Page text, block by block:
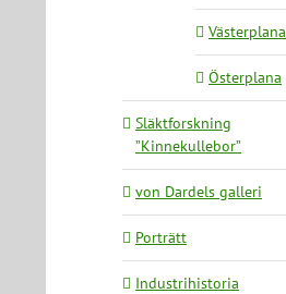
Västerplana
Österplana
Släktforskning
”Kinnekullebor”
von Dardels galleri
Porträtt
Industrihistoria